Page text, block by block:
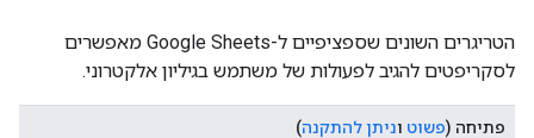
הטריגרים השונים שספציפיים ל-Google Sheets מאפשרים
לסקריפטים להגיב לפעולות של משתמש בגיליון אלקטרוני.
פתיחה (פשוט וניתן להתקנה)